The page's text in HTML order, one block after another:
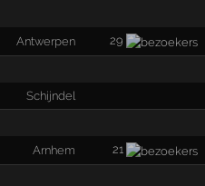
Antwerpen 29
Schijndel
Arnhem 21